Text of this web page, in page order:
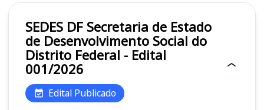
SEDES DF Secretaria de Estado
de Desenvolvimento Social do
Distrito Federal - Edital
001/2026
Edital Publicado